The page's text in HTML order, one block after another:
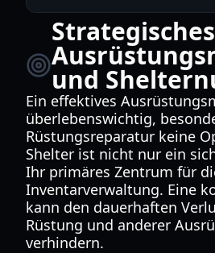
Strategisches
und
Ein effektives
überlebenswichtig,
Rüstungsreparatur keine
Shelter ist nicht nur ein
Ihr primäres Zentrum für
Inventarverwaltung. Eine
kann den dauerhaften
Rüstung und anderer
verhindern.